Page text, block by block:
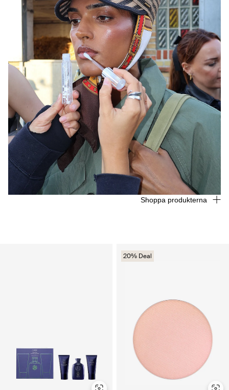
20% Deal
Shoppa produkterna